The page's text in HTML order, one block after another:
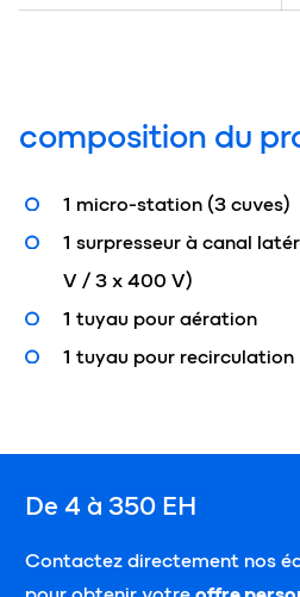
composition du
1 micro-station (3 cuves)
1 surpresseur à canal
V / 3 x 400 V)
1 tuyau pour aération
1 tuyau pour recirculation
De 4 à 350 EH
Contactez directement nos